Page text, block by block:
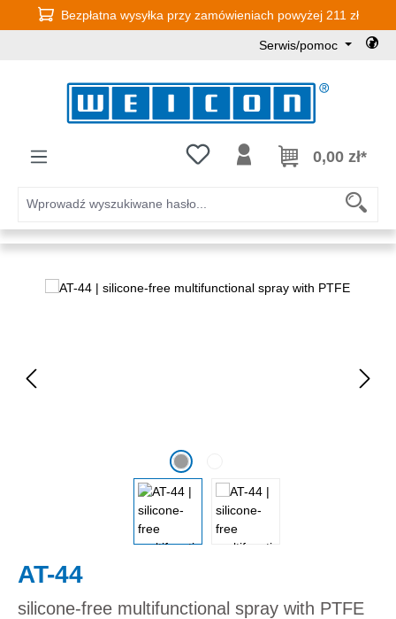
Przejdź do głównej zawartości
Bezpłatna wysyłka przy zamówieniach powyżej 211 zł
Serwis/pomoc
Masz 0 przedmioty na liście
0,00 zł*
Pomiń galerię zdjęć
AT-44
silicone-free multifunctional spray with PTFE